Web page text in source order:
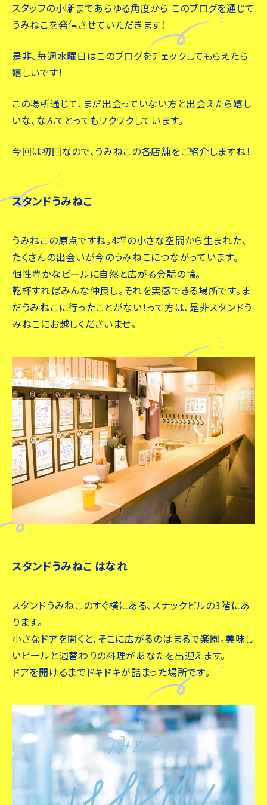
スタッフの小噺まであらゆる角度から このブログを通じて
うみねこを発信させていただきます！
是非、毎週水曜日はこのブログをチェックしてもらえたら
嬉しいです！
この場所通じて、まだ出会っていない方と出会えたら嬉し
いな、なんてとってもワクワクしています。
今回は初回なので、うみねこの各店舗をご紹介しますね！
スタンドうみねこ
うみねこの原点ですね。4坪の小さな空間から生まれた、
たくさんの出会いが今のうみねこにつながっています。
個性豊かなビールに自然と広がる会話の輪。
乾杯すればみんな仲良し。それを実感できる場所です。ま
だうみねこに行ったことがない！って方は、是非スタンドう
みねこにお越しくださいませ。
スタンドうみねこ はなれ
スタンドうみねこのすぐ横にある、スナックビルの3階にあ
ります。
小さなドアを開くと、そこに広がるのはまるで楽園。美味し
いビールと週替わりの料理があなたを出迎えます。
ドアを開けるまでドキドキが詰まった場所です。